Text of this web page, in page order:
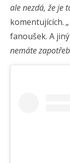
ale nezdá, že je
komentujících.
fanoušek. A
nemáte